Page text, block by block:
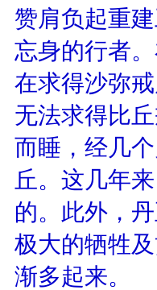
赞肩负起重
忘身的行者
在求得沙弥
无法求得比
而睡，经几
丘。这几年
的。此外，
极大的牺牲
渐多起来。